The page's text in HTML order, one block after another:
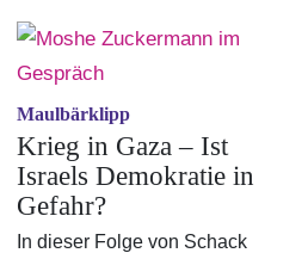
Maulbärklipp
Krieg in Gaza – Ist
Israels Demokratie in
Gefahr?
In dieser Folge von Schack